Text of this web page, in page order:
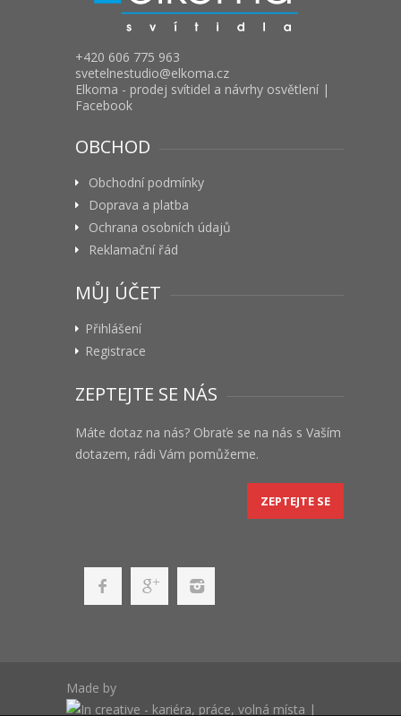
+420 606 775 963
svetelnestudio
elkoma.cz
Elkoma - prodej svítidel a návrhy osvětlení |
Facebook
OBCHOD
Obchodní podmínky
Doprava a platba
Ochrana osobních údajů
Reklamační řád
MŮJ ÚČET
Přihlášení
Registrace
ZEPTEJTE SE NÁS
Máte dotaz na nás? Obraťe se na nás s Vaším
dotazem, rádi Vám pomůžeme.
ZEPTEJTE SE
Made by